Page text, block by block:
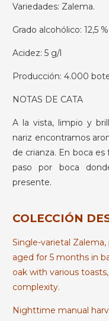
Variedades: Zalema.
Grado alcohólico: 12,5 %
Acidez: 5 g/l
Producción: 4.000
NOTAS DE CATA
A la vista, limpio y
nariz encontramos
de crianza. En boca
paso por boca
presente.
COLECCIÓN
Single-varietal
aged for 5 months in
oak with various
complexity.
Nighttime manual